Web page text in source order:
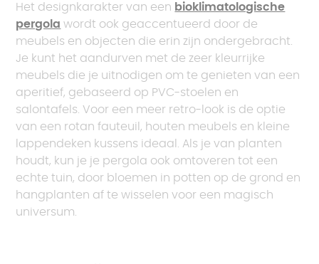
Het designkarakter van een bioklimatologische
pergola wordt ook geaccentueerd door de
meubels en objecten die erin zijn ondergebracht.
Je kunt het aandurven met de zeer kleurrijke
meubels die je uitnodigen om te genieten van een
aperitief, gebaseerd op PVC-stoelen en
salontafels. Voor een meer retro-look is de optie
van een rotan fauteuil, houten meubels en kleine
lappendeken kussens ideaal. Als je van planten
houdt, kun je je pergola ook omtoveren tot een
echte tuin, door bloemen in potten op de grond en
hangplanten af te wisselen voor een magisch
universum.